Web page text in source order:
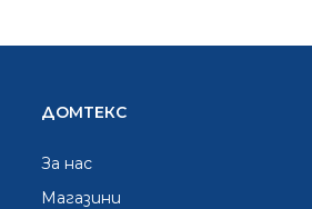
ДОМТЕКС
За нас
Mагазини